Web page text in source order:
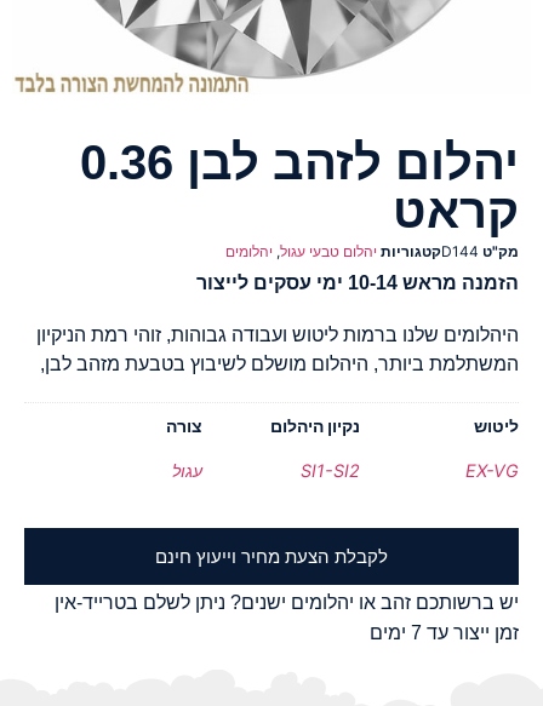
יהלום לזהב לבן 0.36
קראט
מק"ט D144קטגוריות יהלום טבעי עגול, יהלומים
הזמנה מראש 10-14 ימי עסקים לייצור
היהלומים שלנו ברמות ליטוש ועבודה גבוהות, זוהי רמת הניקיון
המשתלמת ביותר, היהלום מושלם לשיבוץ בטבעת מזהב לבן,
ליטוש
EX-VG
נקיון היהלום
SI1-SI2
צורה
עגול
לקבלת הצעת מחיר וייעוץ חינם
יש ברשותכם זהב או יהלומים ישנים? ניתן לשלם בטרייד-אין
זמן ייצור עד 7 ימים